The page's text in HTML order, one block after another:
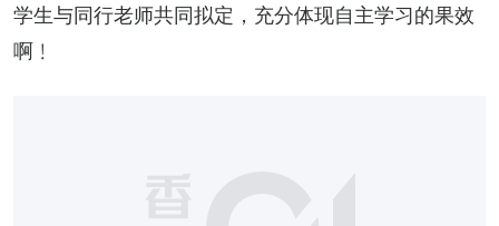
学生与同行老师共同拟定，充分体现自主学习的果效
啊﹗